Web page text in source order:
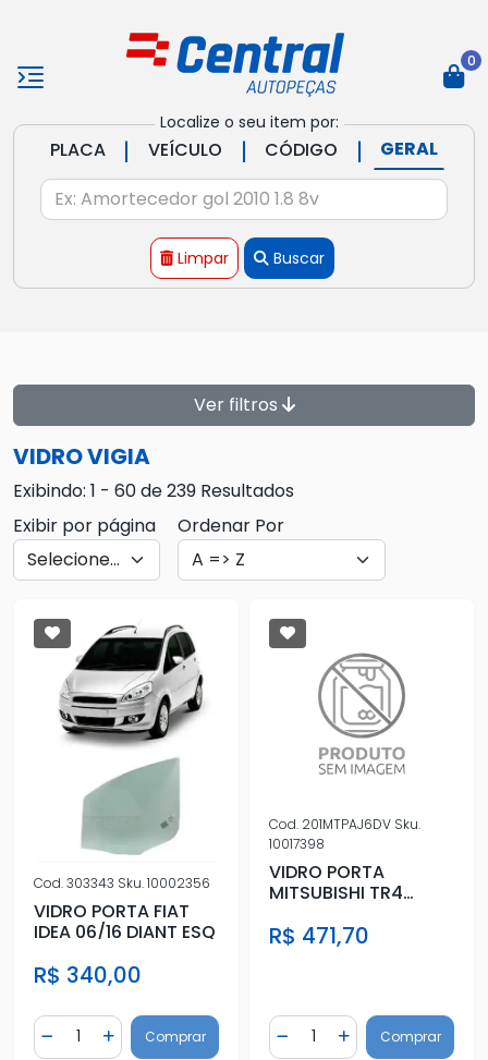
Localize o seu item por:
PLACA | VEÍCULO | CÓDIGO | GERAL
Limpar Buscar
0
Ver filtros
VIDRO VIGIA
Exibindo: 1 - 60 de 239 Resultados
Exibir por página
Ordenar Por
Cod.303343 Sku.10002356
VIDRO PORTA FIAT
IDEA 06/16 DIANT ESQ
R$ 340,00
Diminuir Quantidade
Quantidade
Adicionar Quantidade
Comprar
Cod. 201MTPAJ6DV Sku.
10017398
VIDRO PORTA
MITSUBISHI TR4
R$ 471,70
Diminuir Quantidade
Quantidade
AdicionarComprar